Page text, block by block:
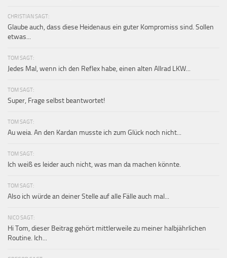
CHRISTIAN SAGT:
Glaube auch, dass diese Heidenaus ein guter Kompromiss sind. Sollen
etwas...
TOM SAGT:
Jedes Mal, wenn ich den Reflex habe, einen alten Allrad LKW...
TOM SAGT:
Super, Frage selbst beantwortet!
TOM SAGT:
Au weia. An den Kardan musste ich zum Glück noch nicht...
TOM SAGT:
Ich weiß es leider auch nicht, was man da machen könnte.
TOM SAGT:
Also ich würde an deiner Stelle auf alle Fälle auch mal...
NICO SAGT:
Hi Tom, dieser Beitrag gehört mittlerweile zu meiner halbjährlichen
Routine. Ich...